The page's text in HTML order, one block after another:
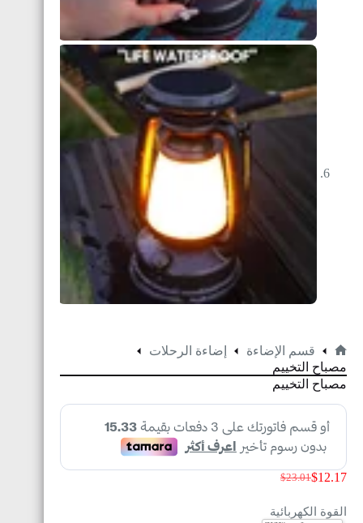
قسم الإضاءة
إضاءة الرحلات
مصباح التخييم
مصباح التخييم
$23.01$12.17
القوة الكهربائية